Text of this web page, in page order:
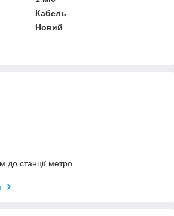
Кабель
Новий
до станції метро